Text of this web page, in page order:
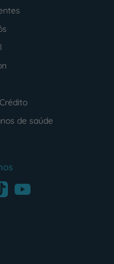
de saúde
Youtube